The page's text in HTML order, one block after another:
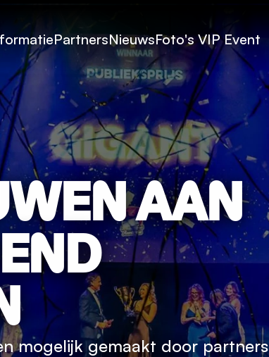
AAN
mogelijk gemaakt door partners
PartnersNieuwsFoto'sVIP Event